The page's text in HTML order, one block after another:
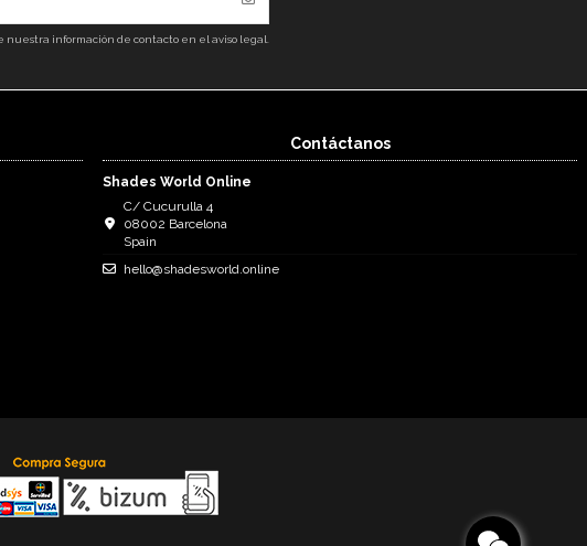
información de contacto en el aviso legal.
Contáctanos
Shades World Online
C/ Cucurulla 4
08002 Barcelona
Spain
hello@shadesworld.online